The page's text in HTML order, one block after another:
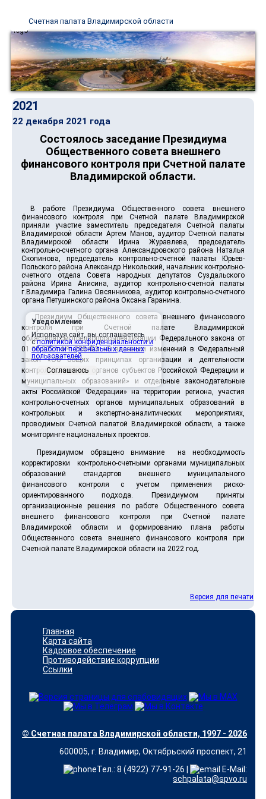
Счетная палата Владимирской области
2021
22 декабря 2021 года
Состоялось заседание Президиума
Общественного совета внешнего
финансового контроля при Счетной палате
Владимирской области.
В работе Президиума Общественного совета внешнего
финансового контроля при Счетной палате Владимирской
приняли участие заместитель председателя Счетной палаты
Владимирской области Артем Манов, аудитор Счетной палаты
Владимирской области Ирина Журавлева, председатель
контрольно-счетного органа Александровского района Наталья
Скопинова, председатель контрольно-счетной палаты Юрьев-
Польского района Александр Никольский, начальник контрольно-
счетного отдела Совета народных депутатов Суздальского
района Ирина Анисина, аудитор контрольно-счетной палаты
г.Владимира Галина Овсянникова, аудитор контрольно-счетного
органа Петушинского района Оксана Гаранина.
Президиум Общественного совета внешнего финансового
контроля при Счетной палате Владимирской
областирассмотрелвопросыреализации Федерального закона от
01.07.2021 № 255-ФЗ «О внесении изменений в Федеральный
закон «Об общих принципах организации и деятельности
контрольно-счетных органов субъектов Российской Федерации и
муниципальных образований» и отдельные законодательные
акты Российской Федерации» на территории региона, участия
контрольно-счетных органов муниципальных образований в
контрольных и экспертно-аналитических мероприятиях,
проводимых Счетной палатой Владимирской области, а также
мониторинге национальных проектов.
Президиумом обращено внимание на необходимость
корректировки контрольно-счетными органами муниципальных
образований стандартов внешнего муниципального
финансового контроля с учетом применения риско-
ориентированного подхода. Президиумом приняты
организационные решения по работе Общественного совета
внешнего финансового контроля при Счетной палате
Владимирской области и формированию плана работы
Общественного совета внешнего финансового контроля при
Счетной палате Владимирской области на 2022 год.
Версия для печати
Главная
Карта сайта
Кадровое обеспечение
Противодействие коррупции
Ссылки
© Счетная палата Владимирской области, 1997 - 2026
600005, г. Владимир, Октябрьский проспект, 21
Тел.: 8 (4922) 77-91-26 |
E-Mail:
schpalata@spvo.ru
Уведомление
Используя сайт, вы соглашаетесь
сполитикой конфиденциальности и
обработки персональных данных
пользователей.
Соглашаюсь